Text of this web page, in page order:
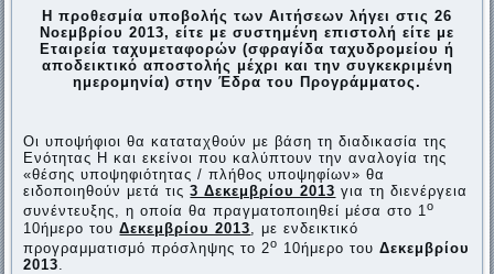
Η προθεσμία υποβολής των Αιτήσεων λήγει στις 26
Νοεμβρίου 2013, είτε με συστημένη επιστολή είτε με
Εταιρεία ταχυμεταφορών (σφραγίδα ταχυδρομείου ή
αποδεικτικό αποστολής μέχρι και την συγκεκριμένη
ημερομηνία) στην Έδρα του Προγράμματος.
Οι υποψήφιοι θα καταταχθούν με βάση τη διαδικασία της
Ενότητας Η και εκείνοι που καλύπτουν την αναλογία της
«θέσης υποψηφιότητας / πλήθος υποψηφίων» θα
ειδοποιηθούν μετά τις3 Δεκεμβρίου 2013 για τη διενέργεια
συνέντευξης, η οποία θα πραγματοποιηθεί μέσα στο 1ο
10ήμερο τουΔεκεμβρίου 2013 , με ενδεικτικό
προγραμματισμό πρόσληψης το 2ο 10ήμερο τουΔεκεμβρίου
2013